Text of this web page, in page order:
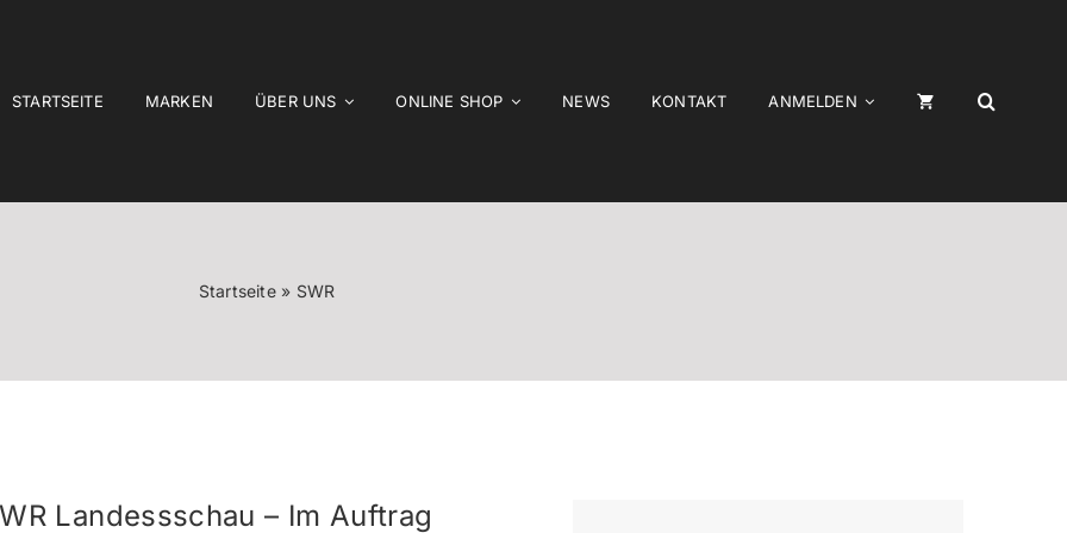
STARTSEITE MARKEN ÜBER UNS ONLINE SHOP NEWS KONTAKT ANMELDEN
Startseite» SWR
Landessschau – Im Auftrag